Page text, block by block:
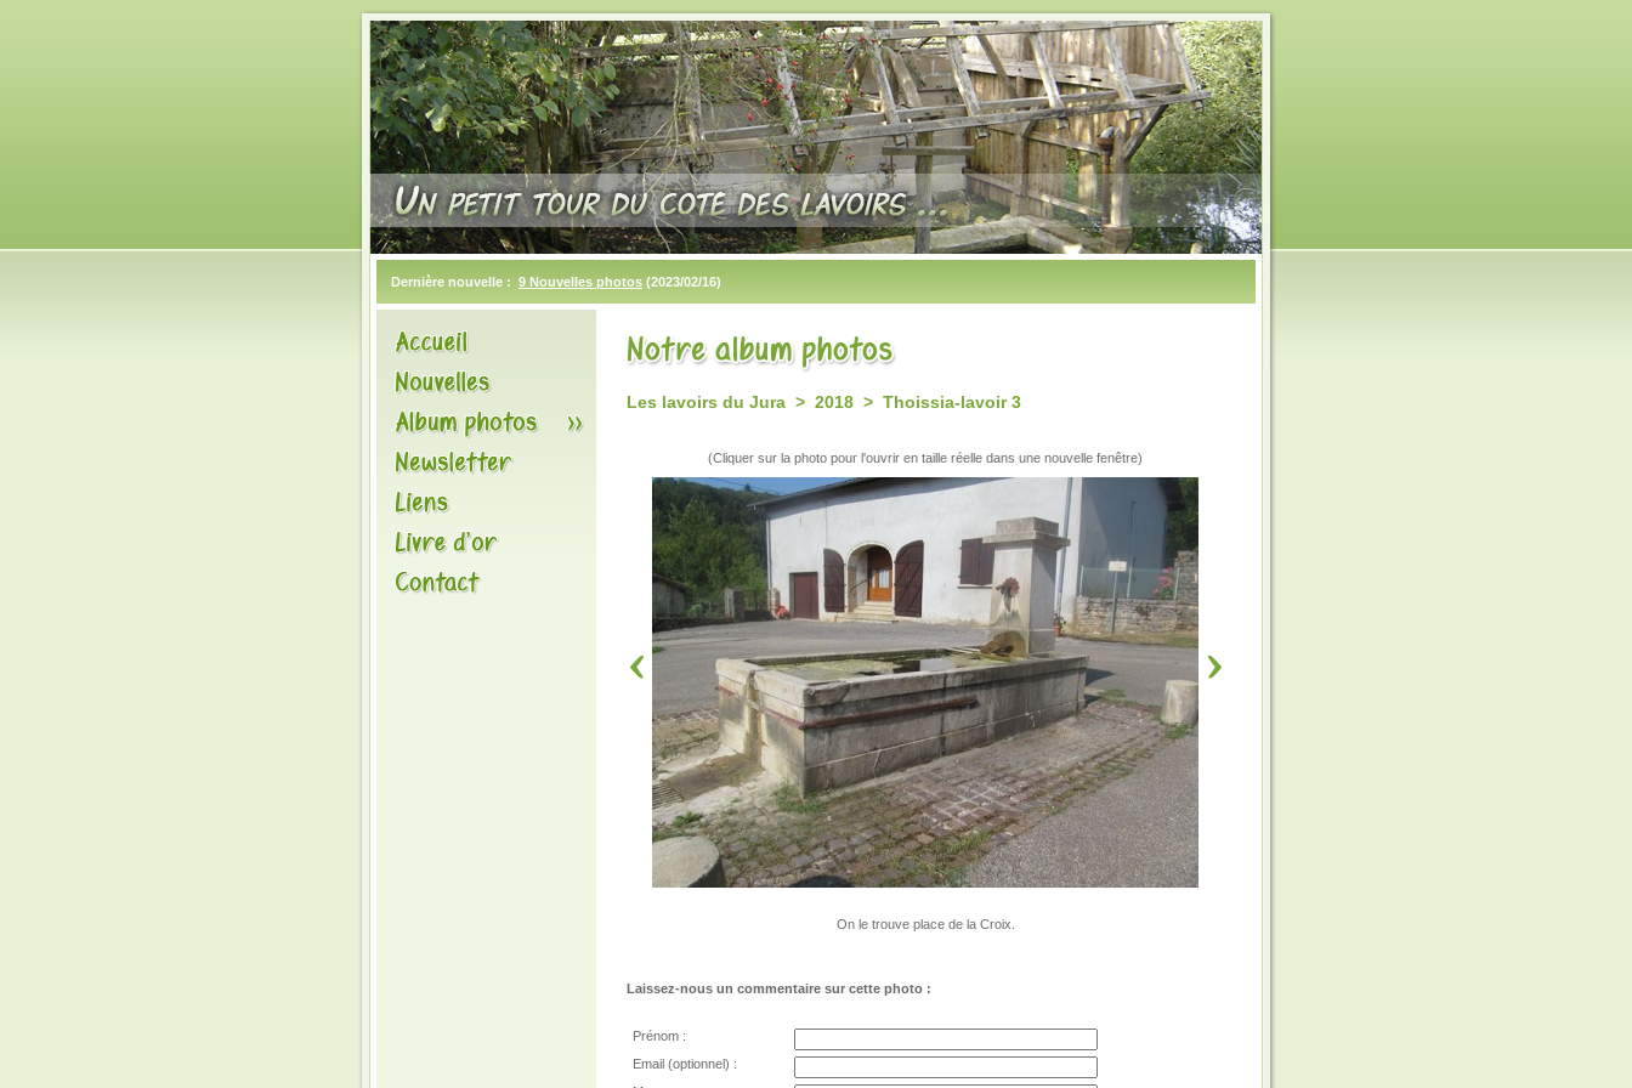
Dernière nouvelle : 9 Nouvelles photos (2023/02/16)
Les lavoirs du Jura > 2018 > Thoissia-lavoir 3
(Cliquer sur la photo pour l'ouvrir en taille réelle dans une nouvelle fenêtre)
On le trouve place de la Croix.
Laissez-nous un commentaire sur cette photo :
Prénom :
Email (optionnel) :